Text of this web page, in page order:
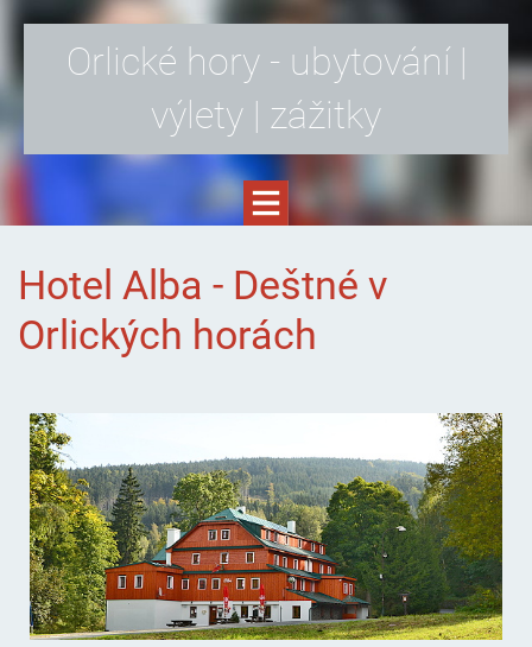
Orlické hory - ubytování |
výlety | zážitky
Hotel Alba - Deštné v
Orlických horách